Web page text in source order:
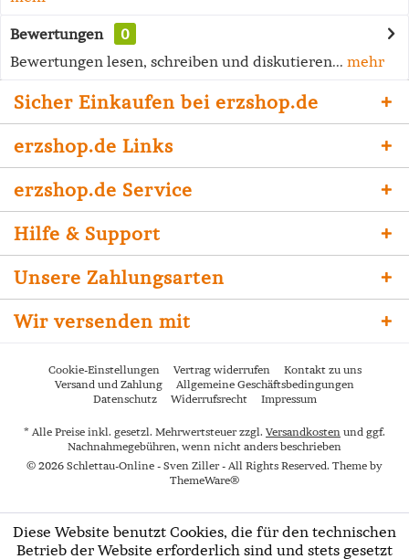
Bewertungen
0
Bewertungen lesen, schreiben und diskutieren... mehr
Sicher Einkaufen bei erzshop.de
erzshop.de Links
erzshop.de Service
Hilfe & Support
Unsere Zahlungsarten
Wir versenden mit
Cookie-Einstellungen Vertrag widerrufen
Kontakt zu uns
Versand und Zahlung
Allgemeine Geschäftsbedingungen
Datenschutz
Widerrufsrecht Impressum
* Alle Preise inkl. gesetzl. Mehrwertsteuer zzgl. Versandkosten und ggf.
Nachnahmegebühren, wenn nicht anders beschrieben
© 2026 Schlettau-Online - Sven Ziller - All Rights Reserved. Theme by
ThemeWare®
Diese Website benutzt Cookies, die für den technischen
Betrieb der Website erforderlich sind und stets gesetzt